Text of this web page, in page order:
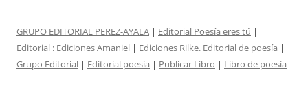
GRUPO EDITORIAL PEREZ-AYALA | Editorial Poesía eres tú |
Editorial : Ediciones Amaniel | Ediciones Rilke. Editorial de poesía |
Grupo Editorial | Editorial poesía | Publicar Libro | Libro de poesía